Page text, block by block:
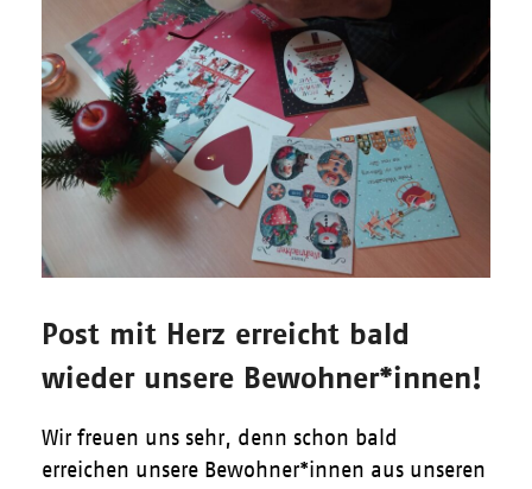
Post mit Herz erreicht bald
wieder unsere Bewohner*innen!
Wir freuen uns sehr, denn schon bald
erreichen unsere Bewohner*innen aus unseren